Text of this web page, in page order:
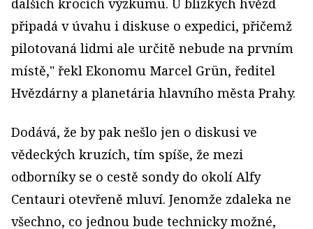
dalších krocích výzkumu. U blízkých hvězd
připadá v úvahu i diskuse o expedici, přičemž
pilotovaná lidmi ale určitě nebude na prvním
místě," řekl Ekonomu Marcel Grün, ředitel
Hvězdárny a planetária hlavního města Prahy.
Dodává, že by pak nešlo jen o diskusi ve
vědeckých kruzích, tím spíše, že mezi
odborníky se o cestě sondy do okolí Alfy
Centauri otevřeně mluví. Jenomže zdaleka ne
všechno, co jednou bude technicky možné,